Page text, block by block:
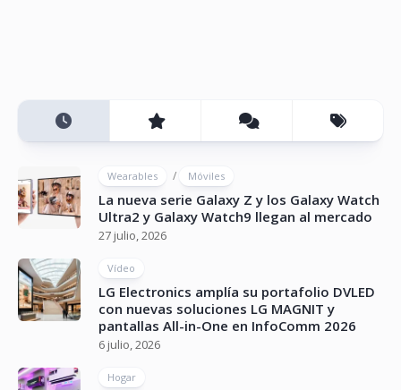
Wearables / Móviles
La nueva serie Galaxy Z y los Galaxy Watch
Ultra2 y Galaxy Watch9 llegan al mercado
27 julio, 2026
Vídeo
LG Electronics amplía su portafolio DVLED
con nuevas soluciones LG MAGNIT y
pantallas All-in-One en InfoComm 2026
6 julio, 2026
Hogar